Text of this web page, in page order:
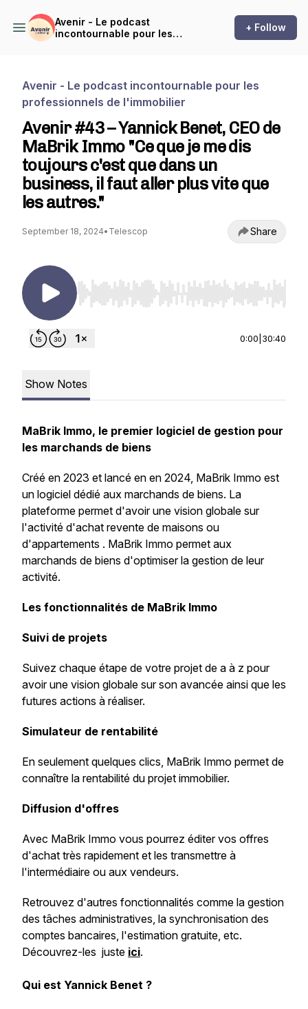
Avenir - Le podcast
incontournable pour les
+ Follow
Avenir - Le podcast incontournable pour les
professionnels de l'immobilier
Avenir #43 – Yannick Benet, CEO de
MaBrik Immo "Ce que je me dis
toujours c'est que dans un
business, il faut aller plus vite que
les autres."
September 18, 2024• Telescop Share
Use Left/Right to seek, Home/End to jump to
0:00 30:40
Show Notes
MaBrik Immo, le premier logiciel de gestion pour
les marchands de biens
Créé en 2023 et lancé en en 2024, MaBrik Immo est
un logiciel dédié aux marchands de biens. La
plateforme permet d'avoir une vision globale sur
l'activité d'achat revente de maisons ou
d'appartements . MaBrik Immo permet aux
marchands de biens d'optimiser la gestion de leur
activité.
Les fonctionnalités de MaBrik Immo
Suivi de projets
Suivez chaque étape de votre projet de a à z pour
avoir une vision globale sur son avancée ainsi que les
futures actions à réaliser.
Simulateur de rentabilité
En seulement quelques clics, MaBrik Immo permet de
connaître la rentabilité du projet immobilier.
Diffusion d'offres
Avec MaBrik Immo vous pourrez éditer vos offres
d'achat très rapidement et les transmettre à
l'intermédiaire ou aux vendeurs.
Retrouvez d'autres fonctionnalités comme la gestion
des tâches administratives, la synchronisation des
comptes bancaires, l'estimation gratuite, etc.
Découvrez-les juste ici.
Qui est Yannick Benet ?